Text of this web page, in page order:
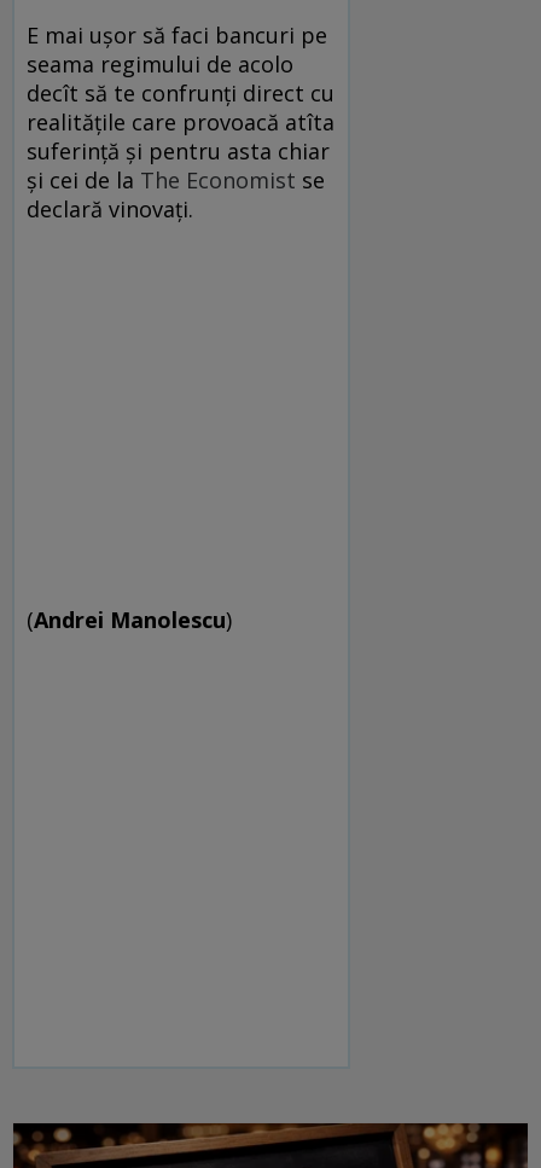
E mai uşor să faci bancuri pe
seama regimului de acolo
decît să te confrunţi direct cu
realităţile care provoacă atîta
suferinţă şi pentru asta chiar
şi cei de la The Economist se
declară vinovaţi.
(Andrei Manolescu)